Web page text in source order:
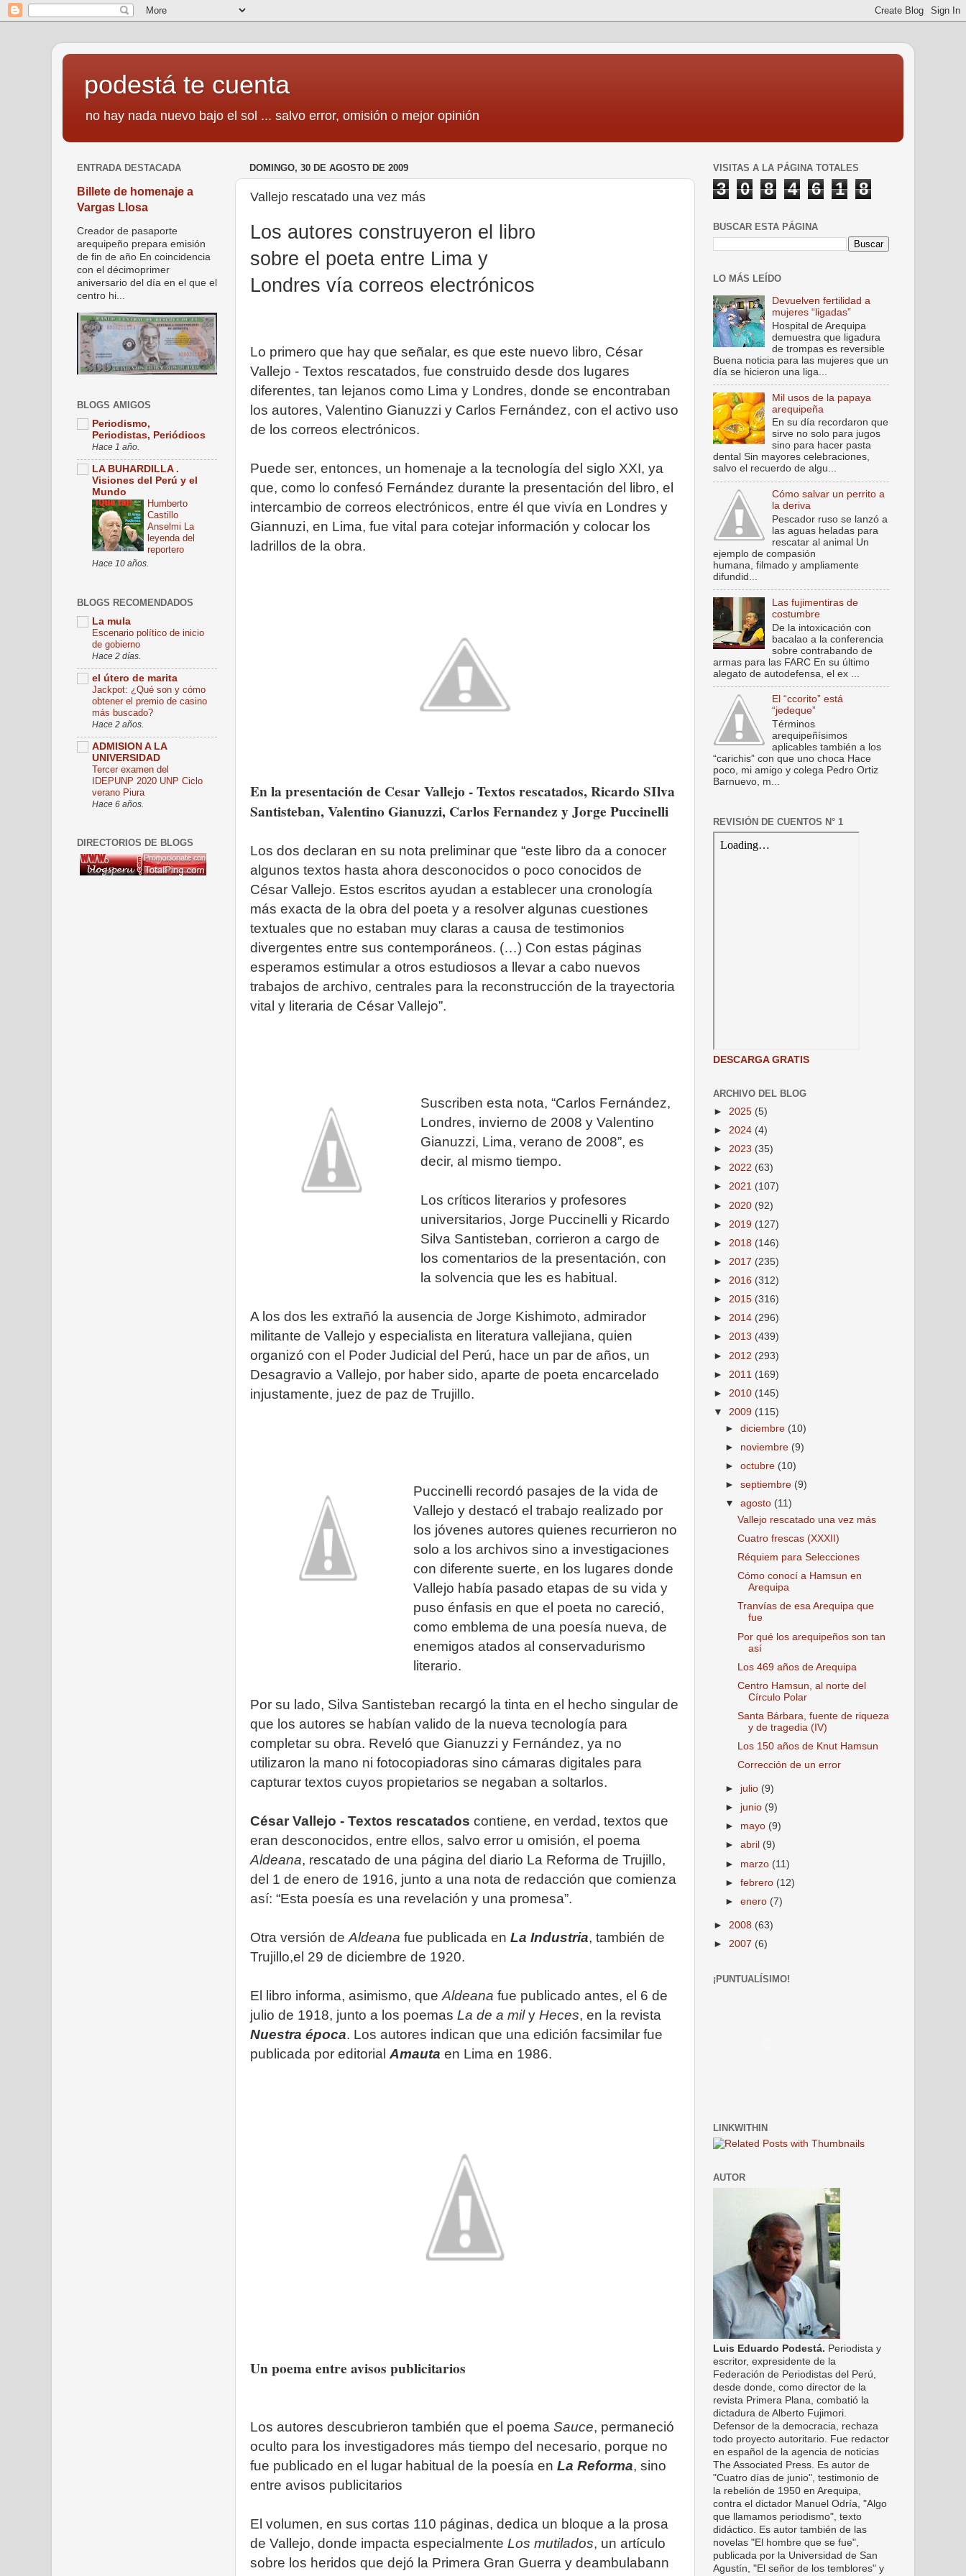
podestá te cuenta
no hay nada nuevo bajo el sol ... salvo error, omisión o mejor opinión
DOMINGO, 30 DE AGOSTO DE 2009
Vallejo rescatado una vez más
Los autores construyeron el libro
sobre el poeta entre Lima y
Londres vía correos electrónicos
Lo primero que hay que señalar, es que este nuevo libro, César
Vallejo - Textos rescatados, fue construido desde dos lugares
diferentes, tan lejanos como Lima y Londres, donde se encontraban
los autores, Valentino Gianuzzi y Carlos Fernández, con el activo uso
de los correos electrónicos.
Puede ser, entonces, un homenaje a la tecnología del siglo XXI, ya
que, como lo confesó Fernández durante la presentación del libro, el
intercambio de correos electrónicos, entre él que vivía en Londres y
Giannuzi, en Lima, fue vital para cotejar información y colocar los
ladrillos de la obra.
En la presentación de Cesar Vallejo - Textos rescatados, Ricardo SIlva
Santisteban, Valentino Gianuzzi, Carlos Fernandez y Jorge Puccinelli
Los dos declaran en su nota preliminar que “este libro da a conocer
algunos textos hasta ahora desconocidos o poco conocidos de
César Vallejo. Estos escritos ayudan a establecer una cronología
más exacta de la obra del poeta y a resolver algunas cuestiones
textuales que no estaban muy claras a causa de testimonios
divergentes entre sus contemporáneos. (…) Con estas páginas
esperamos estimular a otros estudiosos a llevar a cabo nuevos
trabajos de archivo, centrales para la reconstrucción de la trayectoria
vital y literaria de César Vallejo”.
Suscriben esta nota, “Carlos Fernández,
Londres, invierno de 2008 y Valentino
Gianuzzi, Lima, verano de 2008”, es
decir, al mismo tiempo.
Los críticos literarios y profesores
universitarios, Jorge Puccinelli y Ricardo
Silva Santisteban, corrieron a cargo de
los comentarios de la presentación, con
la solvencia que les es habitual.
A los dos les extrañó la ausencia de Jorge Kishimoto, admirador
militante de Vallejo y especialista en literatura vallejiana, quien
organizó con el Poder Judicial del Perú, hace un par de años, un
Desagravio a Vallejo, por haber sido, aparte de poeta encarcelado
injustamente, juez de paz de Trujillo.
Puccinelli recordó pasajes de la vida de
Vallejo y destacó el trabajo realizado por
los jóvenes autores quienes recurrieron no
solo a los archivos sino a investigaciones
con diferente suerte, en los lugares donde
Vallejo había pasado etapas de su vida y
puso énfasis en que el poeta no careció,
como emblema de una poesía nueva, de
enemigos atados al conservadurismo
literario.
Por su lado, Silva Santisteban recargó la tinta en el hecho singular de
que los autores se habían valido de la nueva tecnología para
completar su obra. Reveló que Gianuzzi y Fernández, ya no
utilizaron la mano ni fotocopiadoras sino cámaras digitales para
capturar textos cuyos propietarios se negaban a soltarlos.
César Vallejo - Textos rescatados contiene, en verdad, textos que
eran desconocidos, entre ellos, salvo error u omisión, el poema
Aldeana, rescatado de una página del diario La Reforma de Trujillo,
del 1 de enero de 1916, junto a una nota de redacción que comienza
así: “Esta poesía es una revelación y una promesa”.
Otra versión de Aldeana fue publicada en La Industria, también de
Trujillo,el 29 de diciembre de 1920.
El libro informa, asimismo, que Aldeana fue publicado antes, el 6 de
julio de 1918, junto a los poemas La de a mily Heces, en la revista
Nuestra época. Los autores indican que una edición facsimilar fue
publicada por editorial Amauta en Lima en 1986.
Un poema entre avisos publicitarios
Los autores descubrieron también que el poema Sauce, permaneció
oculto para los investigadores más tiempo del necesario, porque no
fue publicado en el lugar habitual de la poesía en La Reforma, sino
entre avisos publicitarios
El volumen, en sus cortas 110 páginas, dedica un bloque a la prosa
de Vallejo, donde impacta especialmente Los mutilados, un artículo
sobre los heridos que dejó la Primera Gran Guerra y deambulabann
ENTRADA DESTACADA
Billete de homenaje a
Vargas Llosa
Creador de pasaporte
arequipeño prepara emisión
de fin de año En coincidencia
con el décimoprimer
aniversario del día en el que el
centro hi...
BLOGS AMIGOS
Periodismo,
Periodistas, Periódicos
Hace 1 año.
LA BUHARDILLA .
Visiones del Perú y el
Mundo
Humberto
Castillo
Anselmi La
leyenda del
reportero
Hace 10 años.
BLOGS RECOMENDADOS
La mula
Escenario político de inicio
de gobierno
Hace 2 días.
el útero de marita
Jackpot: ¿Qué son y cómo
obtener el premio de casino
más buscado?
Hace 2 años.
ADMISION A LA
UNIVERSIDAD
Tercer examen del
IDEPUNP 2020 UNP Ciclo
verano Piura
Hace 6 años.
DIRECTORIOS DE BLOGS
VISITAS A LA PÁGINA TOTALES
3 0 8 4 6 1 8
BUSCAR ESTA PÁGINA
LO MÁS LEÍDO
Devuelven fertilidad a
mujeres “ligadas”
Hospital de Arequipa
demuestra que ligadura
de trompas es reversible
Buena noticia para las mujeres que un
día se hicieron una liga...
Mil usos de la papaya
arequipeña
En su día recordaron que
sirve no solo para jugos
sino para hacer pasta
dental Sin mayores celebraciones,
salvo el recuerdo de algu...
Cómo salvar un perrito a
la deriva
Pescador ruso se lanzó a
las aguas heladas para
rescatar al animal Un
ejemplo de compasión
humana, filmado y ampliamente
difundid...
Las fujimentiras de
costumbre
De la intoxicación con
bacalao a la conferencia
sobre contrabando de
armas para las FARC En su último
alegato de autodefensa, el ex ...
El “ccorito” está
“jedeque”
Términos
arequipeñísimos
aplicables también a los
“carichis” con que uno choca Hace
poco, mi amigo y colega Pedro Ortiz
Barnuevo, m...
REVISIÓN DE CUENTOS N° 1
DESCARGA GRATIS
ARCHIVO DEL BLOG
► 2025 (5)
► 2024 (4)
► 2023 (35)
► 2022 (63)
► 2021 (107)
► 2020 (92)
► 2019 (127)
► 2018 (146)
► 2017 (235)
► 2016 (312)
► 2015 (316)
► 2014 (296)
► 2013 (439)
► 2012 (293)
► 2011 (169)
► 2010 (145)
▼ 2009 (115)
►diciembre (10)
► noviembre (9)
►octubre (10)
►septiembre (9)
▼agosto (11)
Vallejo rescatado una vez más
Cuatro frescas (XXXII)
Réquiem para Selecciones
Cómo conocí a Hamsun en
Arequipa
Tranvías de esa Arequipa que
fue
Por qué los arequipeños son tan
así
Los 469 años de Arequipa
Centro Hamsun, al norte del
Círculo Polar
Santa Bárbara, fuente de riqueza
y de tragedia (IV)
Los 150 años de Knut Hamsun
Corrección de un error
► julio (9)
► junio (9)
► mayo (9)
►abril (9)
► marzo (11)
►febrero (12)
►enero (7)
► 2008 (63)
► 2007 (6)
¡PUNTUALÍSIMO!
LINKWITHIN
AUTOR
Luis Eduardo Podestá. Periodista y
escritor, expresidente de la
Federación de Periodistas del Perú,
desde donde, como director de la
revista Primera Plana, combatió la
dictadura de Alberto Fujimori.
Defensor de la democracia, rechaza
todo proyecto autoritario. Fue redactor
en español de la agencia de noticias
The Associated Press. Es autor de
"Cuatro días de junio", testimonio de
la rebelión de 1950 en Arequipa,
contra el dictador Manuel Odría, "Algo
que llamamos periodismo", texto
didáctico. Es autor también de las
novelas "El hombre que se fue",
publicada por la Universidad de San
Agustín, "El señor de los temblores" y